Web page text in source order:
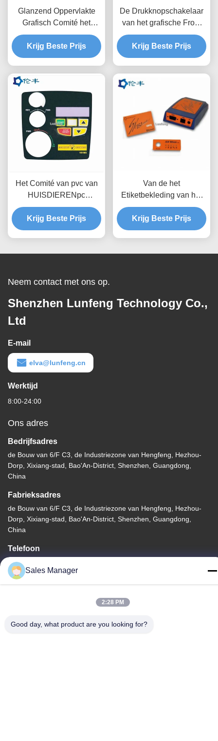
Glanzend Oppervlakte
Grafisch Comité het
Aangepaste
besturingselementcomité
van Bekledings Tastbaar
Krijg Beste Prijs
De Drukknopschakelaar
van het grafische Front
Panel Overlay-LEIDEN
LCD Venstermembraan
Krijg Beste Prijs
Het Comité van pvc van
HUISDIERENpc
Grafische Bekledingslcd
3M467 Douane
Industriële
Krijg Beste Prijs
Van de het
Etiketbekleding van het
matrijzenknipsel de Druk
van het
HUISDIERENlexan
Overlay
Krijg Beste Prijs
Neem contact met ons op.
Shenzhen Lunfeng Technology Co.,
Ltd
E-mail
elva@lunfeng.cn
Werktijd
8:00-24:00
Ons adres
Bedrijfsadres
de Bouw van 6/F C3, de Industriezone van Hengfeng, Hezhou-
Dorp, Xixiang-stad, Bao'An-District, Shenzhen, Guangdong,
China
Fabrieksadres
de Bouw van 6/F C3, de Industriezone van Hengfeng, Hezhou-
Dorp, Xixiang-stad, Bao'An-District, Shenzhen, Guangdong,
China
Telefoon
86--13662697476
China Goede kwaliteit Het Membraanschakelaar van de
Sales Manager
2:28 PM
Good day, what product are you looking for?